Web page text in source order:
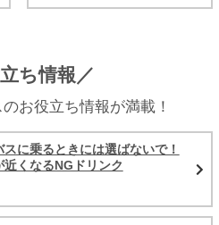
ち情報／
お役立ち情報が満載！
スに乗るときには選ばないで！
近くなるNGドリンク